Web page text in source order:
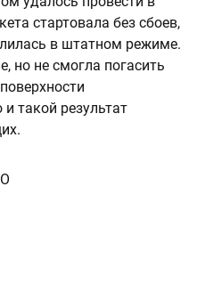
стартовала без сбоев,
в штатном режиме.
но не смогла погасить
такой результат